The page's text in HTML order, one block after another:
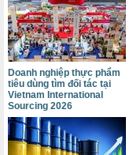
Doanh nghiệp thực phẩm
tiêu dùng tìm đối tác tại
Vietnam International
Sourcing 2026